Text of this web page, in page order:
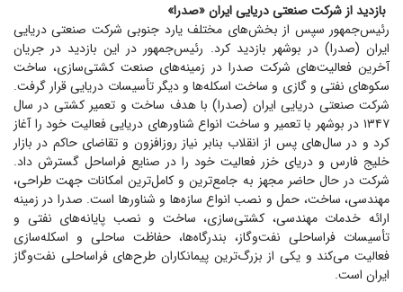
بازدید از شرکت صنعتی دریایی ایران «صدرا»
رئیس‌جمهور سپس از بخش‌های مختلف یارد جنوبی شرکت صنعتی دریایی
ایران (صدرا) در بوشهر بازدید کرد. رئیس‌جمهور در این بازدید در جریان
آخرین فعالیت‌های شرکت صدرا در زمینه‌های صنعت کشتی‌سازی، ساخت
سکو‌های نفتی و گازی و ساخت اسکله‌ها و دیگر تأسیسات دریایی قرار گرفت.
شرکت صنعتی دریایی ایران (صدرا) با هدف ساخت و تعمیر کشتی در سال
۱۳۴۷ در بوشهر با تعمیر و ساخت انواع شناور‌های دریایی فعالیت خود را آغاز
کرد و در سال‌های پس از انقلاب بنابر نیاز روزافزون و تقاضای حاکم در بازار
خلیج فارس و دریای خزر فعالیت خود را در صنایع فراساحل گسترش داد.
شرکت در حال حاضر مجهز به جامع‌ترین و کامل‌ترین امکانات جهت طراحی،
مهندسی، ساخت، حمل و نصب انواع سازه‌ها و شناور‌ها است. صدرا در زمینه
ارائه خدمات مهندسی، کشتی‌سازی، ساخت و نصب پایانه‌های نفتی و
تأسیسات فراساحلی نفت‌وگاز، بندرگاه‌ها، حفاظت ساحلی و اسکله‌سازی
فعالیت می‌کند و یکی از بزرگ‌ترین پیمانکاران طرح‌های فراساحلی نفت‌وگاز
ایران است.